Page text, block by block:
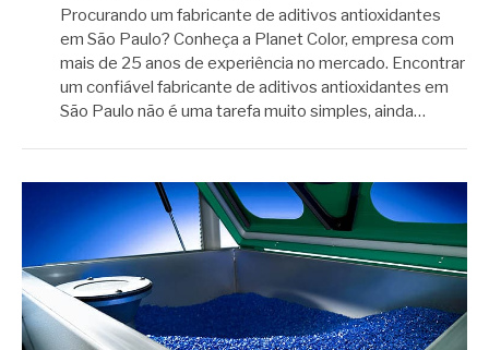
Procurando um fabricante de aditivos antioxidantes
em São Paulo? Conheça a Planet Color, empresa com
mais de 25 anos de experiência no mercado. Encontrar
um confiável fabricante de aditivos antioxidantes em
São Paulo não é uma tarefa muito simples, ainda…